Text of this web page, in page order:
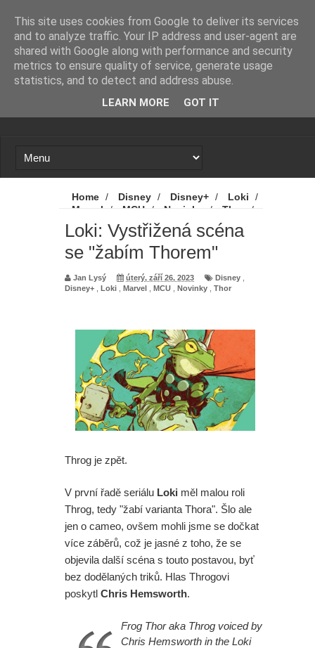
Loading...
Home / Disney / Disney+ / Loki
/
Marvel
/ MCU / Novinky / Thor
/
Loki: Vystřižená scéna se "žabím Thorem"
Loki: Vystřižená scéna
se "žabím Thorem"
Jan Lysý úterý, září 26, 2023 Disney
Disney+
Loki Marvel MCU Novinky Thor
Throg je zpět.
V první řadě seriálu Loki měl malou roli
Throg, tedy "žabí varianta Thora". Šlo ale
jen o cameo, ovšem mohli jsme se dočkat
více záběrů, což je jasné z toho, že se
objevila další scéna s touto postavou, byť
bez dodělaných triků. Hlas Throgovi
poskytl Chris Hemsworth.
Frog Thor aka Throg voiced by
Chris Hemsworth in the Loki
This site uses cookies from Google to deliver its services
and to analyze traffic. Your IP address and user-agent are
shared with Google along with performance and security
metrics to ensure quality of service, generate usage
statistics, and to detect and address abuse.
LEARN MORE GOT IT